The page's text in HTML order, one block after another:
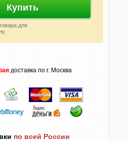
Купить
для
доставка по г. Москва
по всей России